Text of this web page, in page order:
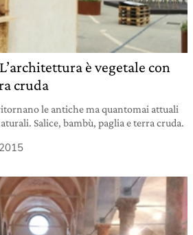
è vegetale con
cruda
le antiche ma quantomai attuali
Salice, bambù, paglia e terra cruda.